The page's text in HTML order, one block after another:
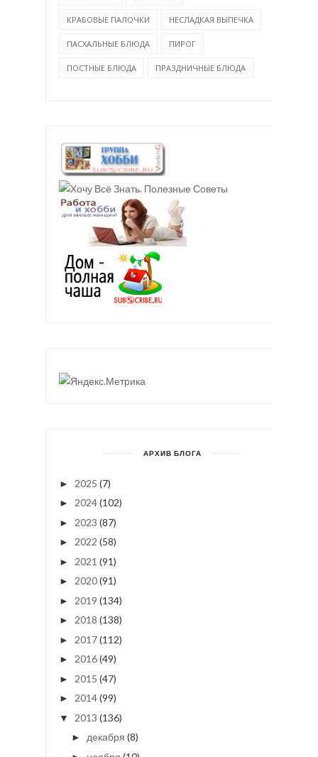
КРАБОВЫЕ ПАЛОЧКИ НЕСЛАДКАЯ ВЫПЕЧКА
ПАСХАЛЬНЫЕ БЛЮДА ПИРОГ
ПОСТНЫЕ БЛЮДА ПРАЗДНИЧНЫЕ БЛЮДА
АРХИВ БЛОГА
► 2025 (7)
► 2024(102)
► 2023 (87)
► 2022 (58)
► 2021 (91)
► 2020(91)
► 2019 (134)
► 2018 (138)
► 2017(112)
► 2016(49)
► 2015 (47)
► 2014(99)
▼ 2013 (136)
► декабря (8)